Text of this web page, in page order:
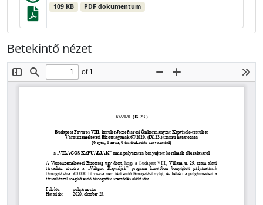
109 KB PDF dokumentum
Betekintő nézet